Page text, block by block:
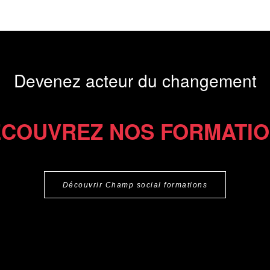
Devenez acteur du changement
NOS
Découvrir Champ social formations